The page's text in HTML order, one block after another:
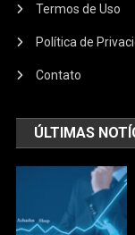
Termos de Uso
Política de
Contato
ÚLTIMAS